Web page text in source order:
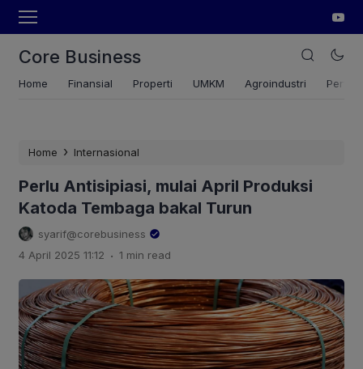
Core Business
Home Finansial Properti UMKM Agroindustri
Home › Internasional
Perlu Antisipiasi, mulai April Produksi
Katoda Tembaga bakal Turun
syarif@corebusiness
4 April 2025 11:12 . 1 min read